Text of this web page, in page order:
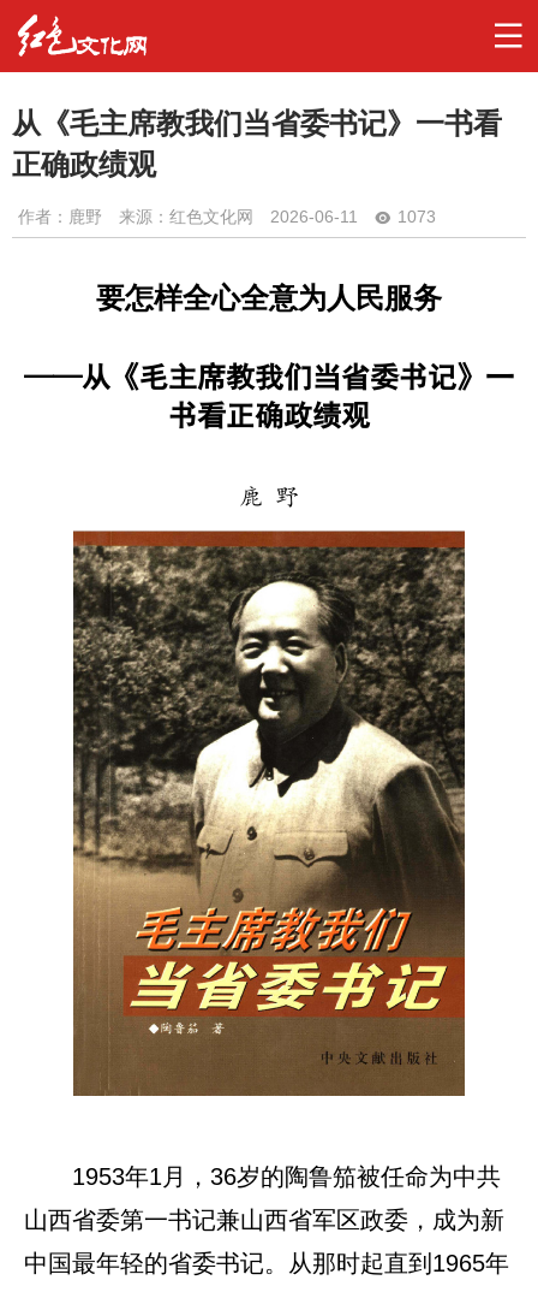
从《毛主席教我们当省委书记》一书看
正确政绩观
作者： 鹿野 来源：红色文化网 2026-06-11 1073
要怎样全心全意为人民服务
——从《毛主席教我们当省委书记》一
书看正确政绩观
鹿 野
1953年1月，36岁的陶鲁笳被任命为中共
山西省委第一书记兼山西省军区政委，成为新
中国最年轻的省委书记。从那时起直到1965年